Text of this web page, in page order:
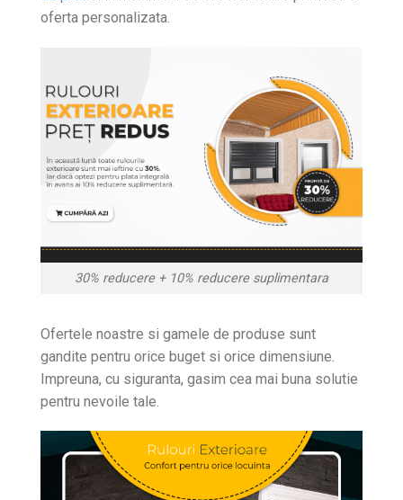
oferta personalizata.
30% reducere + 10% reducere suplimentara
Ofertele noastre si gamele de produse sunt
gandite pentru orice buget si orice dimensiune.
Impreuna, cu siguranta, gasim cea mai buna solutie
pentru nevoile tale.